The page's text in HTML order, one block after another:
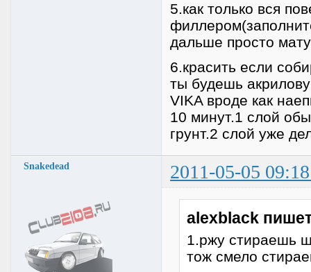
5.как только вся
дальше просто
6.красить если
ты будешь
VIKA вроде как
10 минут.1 слой
грунт.2 слой уже
Snakedead 2011-05-05
alexblack
1.ржу стираешь
тож смело